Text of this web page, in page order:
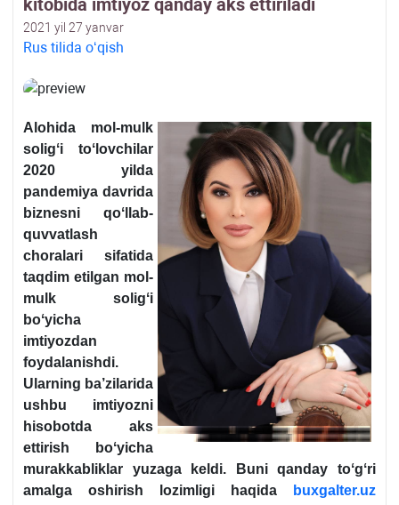
kitobida imtiyoz qanday aks ettiriladi
2021 yil 27 yanvar
Rus tilida oʻqish
Alohida mol-mulk
soligʻi toʻlovchilar
2020 yilda
pandemiya davrida
biznesni qoʻllab-
quvvatlash
choralari sifatida
taqdim etilgan mol-
mulk soligʻi
boʻyicha
imtiyozdan
foydalanishdi.
Ularning ba’zilarida
ushbu imtiyozni
hisobotda aks
ettirish boʻyicha
murakkabliklar yuzaga keldi. Buni qanday toʻgʻri
amalga oshirish lozimligi haqida
buxgalter.uz